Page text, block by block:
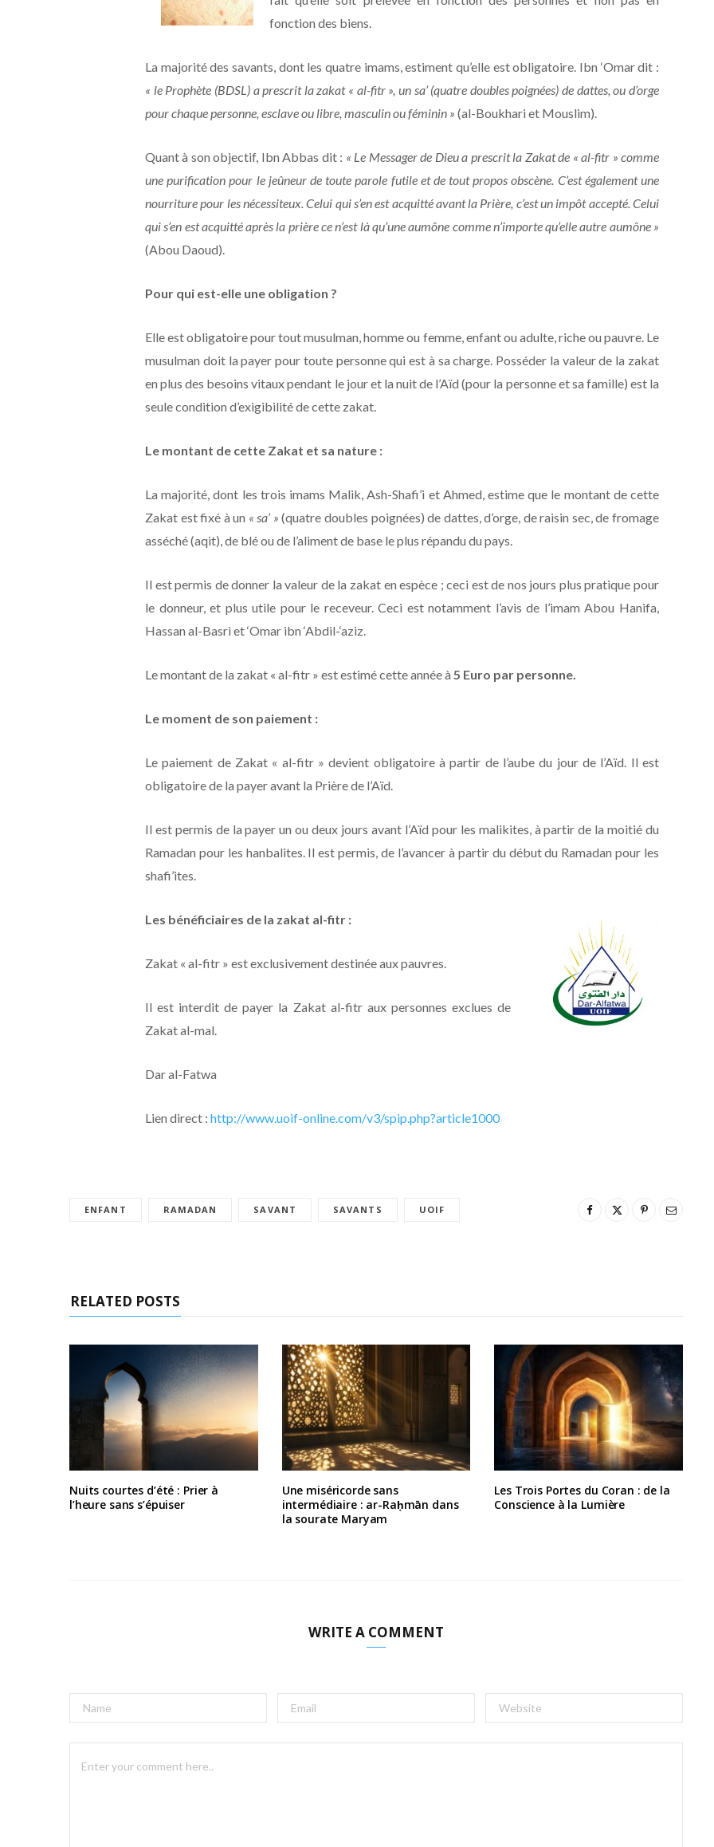
fonction des biens.
La majorité des savants, dont les quatre imams, estiment qu’elle est obligatoire. Ibn ‘Omar dit :
« le Prophète (BDSL) a prescrit la zakat « al-fitr », un sa’ (quatre doubles poignées) de dattes, ou d’orge
pour chaque personne, esclave ou libre, masculin ou féminin » (al-Boukhari et Mouslim).
Quant à son objectif, Ibn Abbas dit : « Le Messager de Dieu a prescrit la Zakat de « al-fitr » comme
une purification pour le jeûneur de toute parole futile et de tout propos obscène. C’est également une
nourriture pour les nécessiteux. Celui qui s’en est acquitté avant la Prière, c’est un impôt accepté. Celui
qui s’en est acquitté après la prière ce n’est là qu’une aumône comme n’importe qu’elle autre aumône »
(Abou Daoud).
Pour qui est-elle une obligation ?
Elle est obligatoire pour tout musulman, homme ou femme, enfant ou adulte, riche ou pauvre. Le
musulman doit la payer pour toute personne qui est à sa charge. Posséder la valeur de la zakat
en plus des besoins vitaux pendant le jour et la nuit de l’Aïd (pour la personne et sa famille) est la
seule condition d’exigibilité de cette zakat.
Le montant de cette Zakat et sa nature :
La majorité, dont les trois imams Malik, Ash-Shafi’i et Ahmed, estime que le montant de cette
Zakat est fixé à un « sa’ » (quatre doubles poignées) de dattes, d’orge, de raisin sec, de fromage
asséché (aqit), de blé ou de l’aliment de base le plus répandu du pays.
Il est permis de donner la valeur de la zakat en espèce ; ceci est de nos jours plus pratique pour
le donneur, et plus utile pour le receveur. Ceci est notamment l’avis de l’imam Abou Hanifa,
Hassan al-Basri et ‘Omar ibn ‘Abdil-‘aziz.
Le montant de la zakat « al-fitr » est estimé cette année à 5 Euro par personne.
Le moment de son paiement :
Le paiement de Zakat « al-fitr » devient obligatoire à partir de l’aube du jour de l’Aïd. Il est
obligatoire de la payer avant la Prière de l’Aïd.
Il est permis de la payer un ou deux jours avant l’Aïd pour les malikites, à partir de la moitié du
Ramadan pour les hanbalites. Il est permis, de l’avancer à partir du début du Ramadan pour les
shafi’ites.
Les bénéficiaires de la zakat al-fitr :
Zakat « al-fitr » est exclusivement destinée aux pauvres.
Il est interdit de payer la Zakat al-fitr aux personnes exclues de
Zakat al-mal.
Dar al-Fatwa
Lien direct : http://www.uoif-online.com/v3/spip.php?article1000
ENFANT RAMADAN SAVANT SAVANTS UOIF
RELATED POSTS
Nuits courtes d’été : Prier à
l’heure sans s’épuiser
Une miséricorde sans
intermédiaire : ar-Raḥmān dans
la sourate Maryam
Les Trois Portes du Coran : de la
Conscience à la Lumière
WRITE A COMMENT
l
t